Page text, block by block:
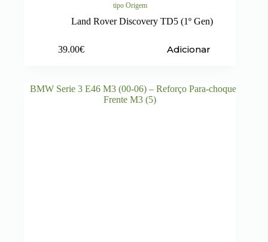
tipo Origem
Land Rover Discovery TD5 (1º Gen)
39.00€ Adicionar